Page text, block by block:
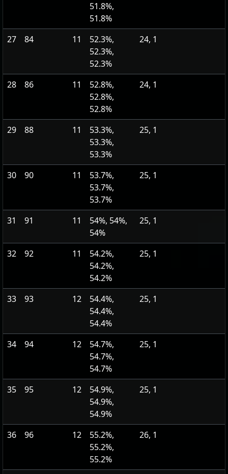
51.8%,
51.8%
27
84 11
52.3%,
52.3%,
52.3%
24, 1
28 86 11
52.8%,
52.8%,
52.8%
24, 1
29 88 11
53.3%,
53.3%,
53.3%
25, 1
30 90 11
53.7%,
53.7%,
53.7%
25, 1
31 91 11
54%, 54%,
54%
25, 1
32 92 11
54.2%,
54.2%,
54.2%
25, 1
33 93 12
54.4%,
54.4%,
54.4%
25, 1
34 94 12
54.7%,
54.7%,
54.7%
25, 1
35 95 12
54.9%,
54.9%,
54.9%
25, 1
36 96 12
55.2%,
55.2%,
55.2%
26, 1